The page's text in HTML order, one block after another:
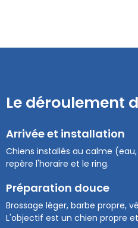
Le déroulement
Arrivée et installation
Chiens installés au calme
repère l'horaire et le ring.
Préparation douce
Brossage léger, barbe propre,
L'objectif est un chien propre